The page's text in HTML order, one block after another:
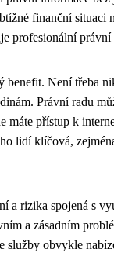
finanční situaci
profesionální právní
Není třeba
Právní radu
máte přístup k
lidí klíčová,
a rizika spojená s
a zásadním
služby obvykle